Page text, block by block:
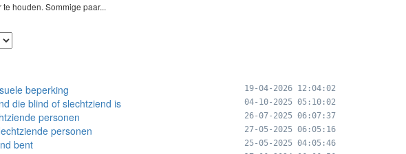
houden. Sommige paar...
beperking
19-04-2026 12:04:02
die blind of slechtziend is 04-10-2025 05:10:02
personen 26-07-2025 06:07:37
personen 27-05-2025 06:05:16
bent 25-05-2025 04:05:46